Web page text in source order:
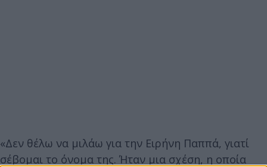
«Δεν θέλω να μιλάω για την Ειρήνη Παππά, γιατί
σέβομαι το όνομα της. Ήταν μια σχέση, η οποία